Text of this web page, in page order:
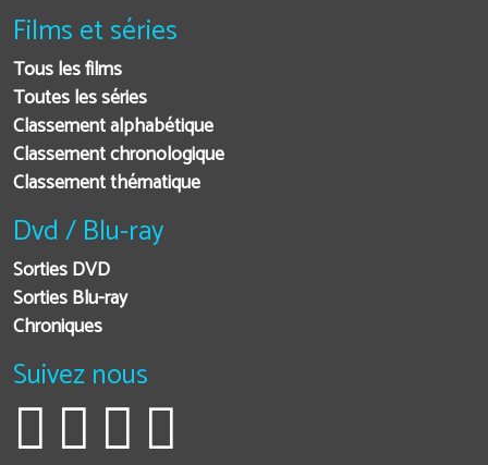
Films et séries
Tous les films
Toutes les séries
Classement alphabétique
Classement chronologique
Classement thématique
Dvd / Blu-ray
Sorties DVD
Sorties Blu-ray
Chroniques
Suivez nous